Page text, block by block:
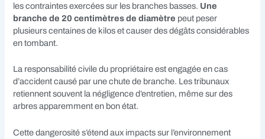
les contraintes exercées sur les branches basses. Une
branche de 20 centimètres de diamètre peut peser
plusieurs centaines de kilos et causer des dégâts considérables
en tombant.
La responsabilité civile du propriétaire est engagée en cas
d’accident causé par une chute de branche. Les tribunaux
retiennent souvent la négligence d’entretien, même sur des
arbres apparemment en bon état.
Cette dangerosité s’étend aux impacts sur l’environnement